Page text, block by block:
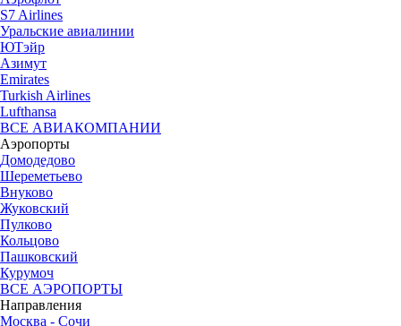
S7 Airlines
Уральские авиалинии
ЮТэйр
Азимут
Emirates
Turkish Airlines
Lufthansa
ВСЕ АВИАКОМПАНИИ
Аэропорты
Домодедово
Шереметьево
Внуково
Жуковский
Пулково
Кольцово
Пашковский
Курумоч
ВСЕ АЭРОПОРТЫ
Направления
Москва - Сочи